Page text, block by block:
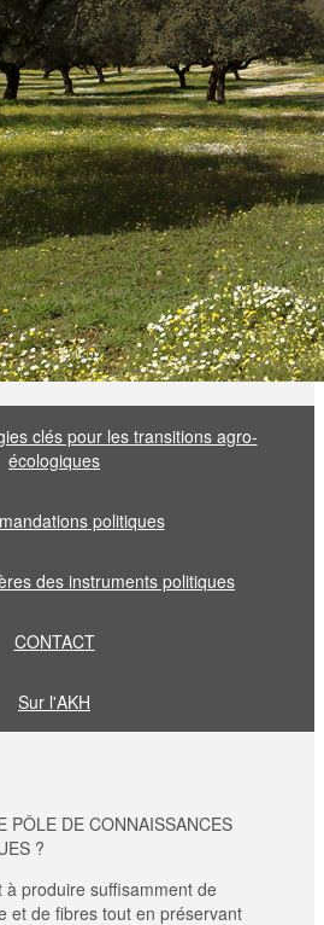
clés pour les transitions agro-
écologiques
politiques
des instruments politiques
CONTACT
Sur l'AKH
PÔLE DE CONNAISSANCES
?
à produire suffisamment de
et de fibres tout en préservant